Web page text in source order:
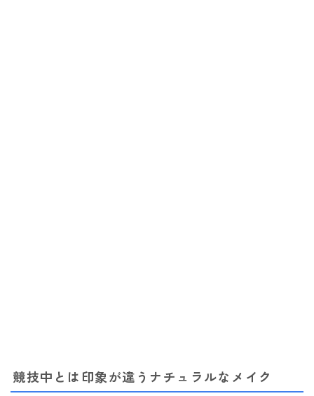
競技中とは印象が違うナチュラルなメイク